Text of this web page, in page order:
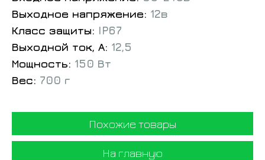
Выходное напряжение: 12в
Класс защиты: IP67
Выходной ток, А: 12,5
Мощность: 150 Вт
Вес: 700 г
Похожие товары
На главную